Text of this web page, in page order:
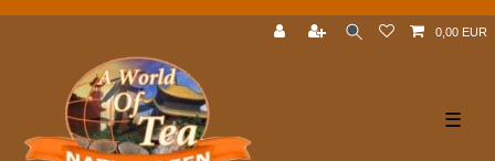
0,00 EUR
☰